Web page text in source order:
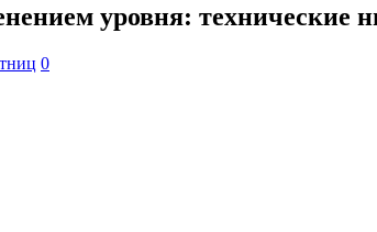
уровня: технические
0